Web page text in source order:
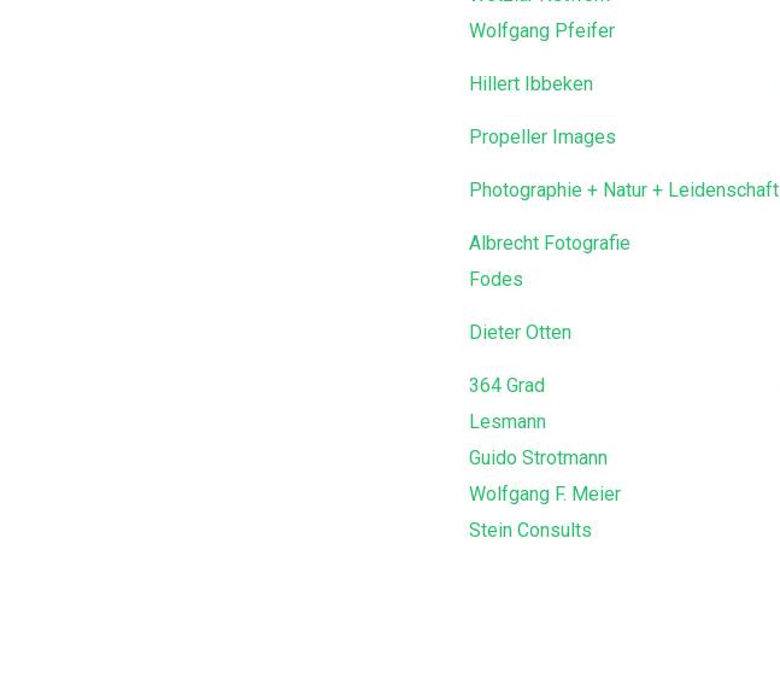
Wolfgang Pfeifer
Hillert Ibbeken
Propeller Images
Photographie + Natur + Leidenschaft
Albrecht Fotografie
Fodes
Dieter Otten
364 Grad
Lesmann
Guido Strotmann
Wolfgang F. Meier
Stein Consults